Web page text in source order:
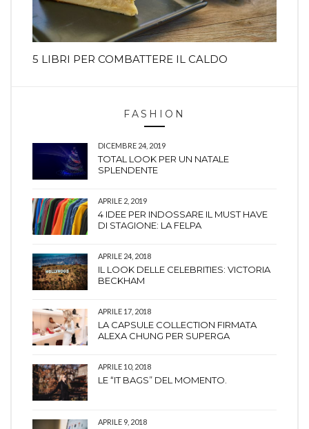
5 LIBRI PER COMBATTERE IL CALDO
FASHION
DICEMBRE 24, 2019
TOTAL LOOK PER UN NATALE
SPLENDENTE
APRILE 2, 2019
4 IDEE PER INDOSSARE IL MUST HAVE
DI STAGIONE: LA FELPA
APRILE 24, 2018
IL LOOK DELLE CELEBRITIES: VICTORIA
BECKHAM
APRILE 17, 2018
LA CAPSULE COLLECTION FIRMATA
ALEXA CHUNG PER SUPERGA
APRILE 10, 2018
LE “IT BAGS” DEL MOMENTO.
APRILE 9, 2018